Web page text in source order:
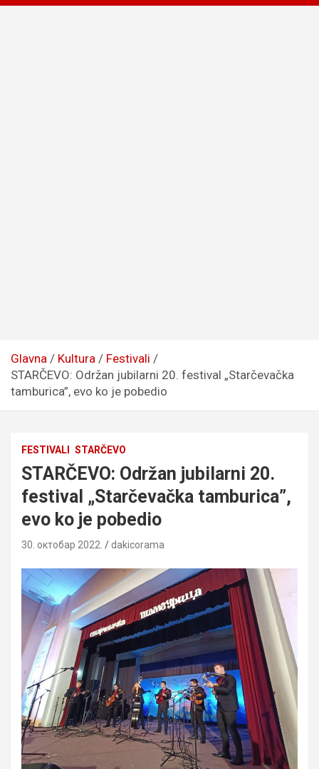
Glavna Kultura
Festivali
STARČEVO: Održan jubilarni 20. festival „Starčevačka
tamburica”, evo ko je pobedio
FESTIVALI STARČEVO
STARČEVO: Održan jubilarni 20.
festival „Starčevačka tamburica”,
evo ko je pobedio
30. октобар 2022. dakicorama